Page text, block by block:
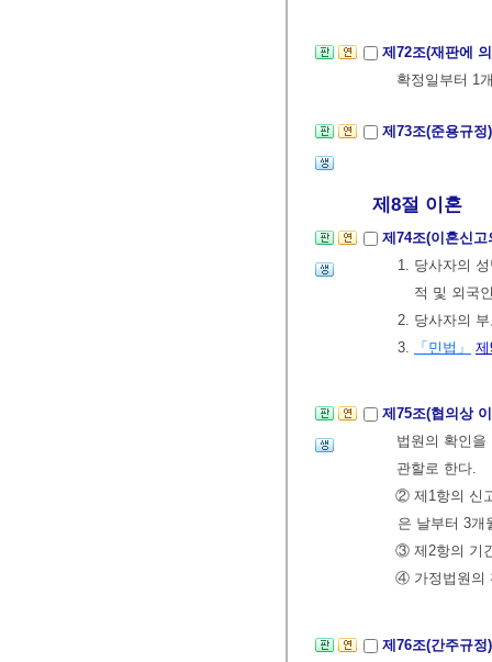
제72조(재판에
확정일부터 1
제73조(준용규
제8절 이혼
제74조(이혼신
1. 당사자의
적 및 외국
2. 당사자의
3.
「민법」
제75조(협의상
법원의 확인
관할로 한다.
② 제1항의 신
은 날부터 3개
③ 제2항의 기
④ 가정법원의
제76조(간주규